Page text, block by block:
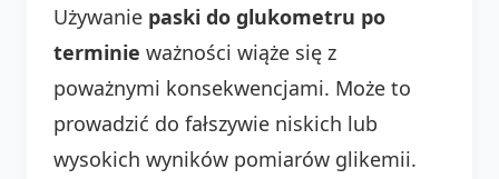
Używanie paski do glukometru po
terminie ważności wiąże się z
poważnymi konsekwencjami. Może to
prowadzić do fałszywie niskich lub
wysokich wyników pomiarów glikemii.